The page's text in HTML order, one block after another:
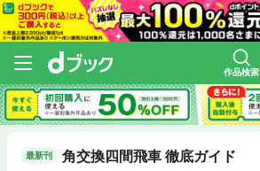
作品検索
最新刊 角交換四間飛車 徹底ガイド